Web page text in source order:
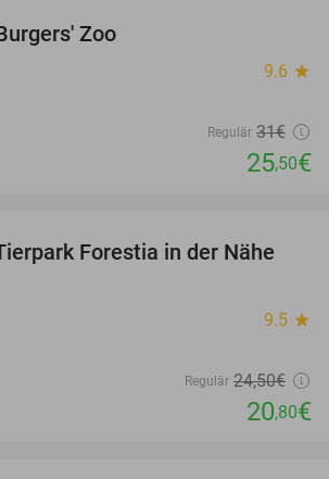
Zoo
9.6 star
Regulär 31€
25,50€
15%
Forestia in der Nähe
9.5 star
Regulär 24,50€
20,80€